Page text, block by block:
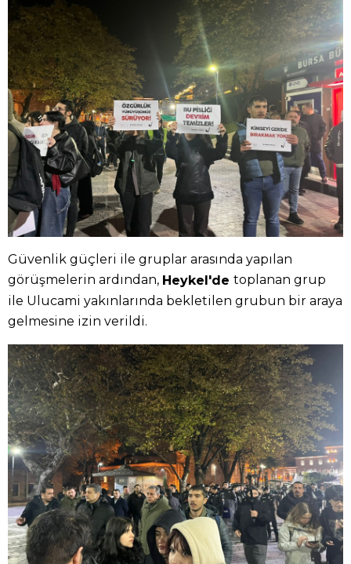
Güvenlik güçleri ile gruplar arasında yapılan
görüşmelerin ardından, Heykel'de toplanan grup
ile Ulucami yakınlarında bekletilen grubun bir araya
gelmesine izin verildi.